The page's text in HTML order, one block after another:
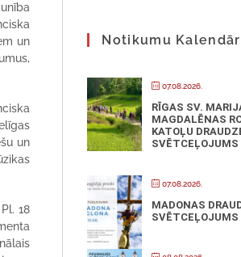
un
un
18
Notikumu
07.08.2026.
RĪGAS SV.
MAGDALĒNAS
KATOĻU
SVĒTCEĻOJUMS
07.08.2026.
MADONAS
SVĒTCEĻOJUMS